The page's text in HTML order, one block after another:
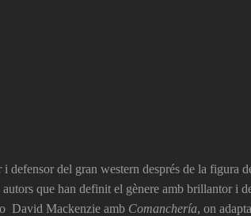
del gran western després de la figura
que han definit el gènere amb brillantor i
David Mackenzie amb Comanchería, on